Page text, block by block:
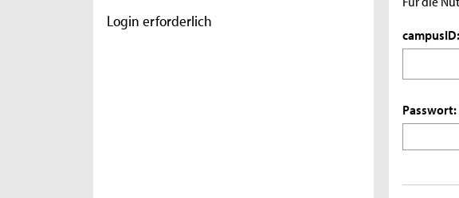
Login erforderlich
campusID:
Passwort: